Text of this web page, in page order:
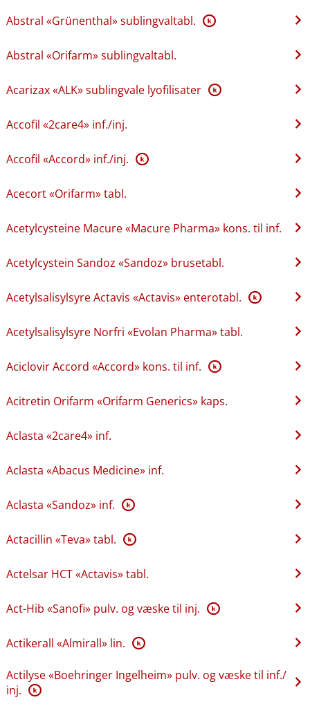
Abstral «Grünenthal» sublingvaltabl. K
Abstral «Orifarm» sublingvaltabl.
Acarizax «ALK» sublingvale lyofilisater K
Accofil «2care4» inf.​/​inj.
Accofil «Accord» inf.​/​inj. K
Acecort «Orifarm» tabl.
Acetylcysteine Macure «Macure Pharma» kons. til inf.
Acetylcystein Sandoz «Sandoz» brusetabl.
Acetylsalisylsyre Actavis «Actavis» enterotabl. K
Acetylsalisylsyre Norfri «Evolan Pharma» tabl.
Aciclovir Accord «Accord» kons. til inf. K
Acitretin Orifarm «Orifarm Generics» kaps.
Aclasta «2care4» inf.
Aclasta «Abacus Medicine» inf.
Aclasta «Sandoz» inf. K
Actacillin «Teva» tabl. K
Actelsar HCT «Actavis» tabl.
Act-Hib «Sanofi» pulv. og væske til inj. K
Actikerall «Almirall» lin. K
Actilyse «Boehringer Ingelheim» pulv. og væske til inf.​/​
inj. K